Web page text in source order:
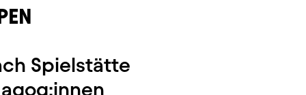
Spielstätte